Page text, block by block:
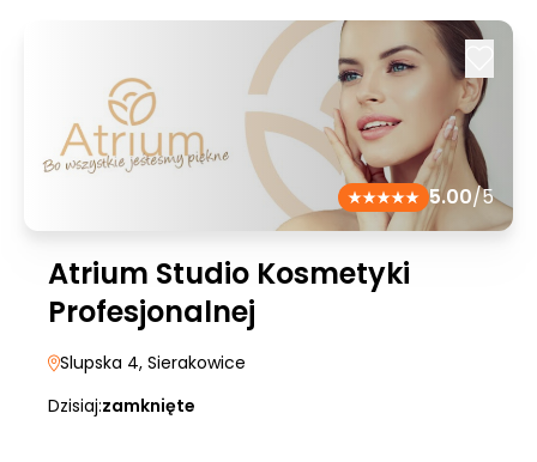
5.00/5
Atrium Studio Kosmetyki
Profesjonalnej
Slupska 4, Sierakowice
Dzisiaj:zamknięte